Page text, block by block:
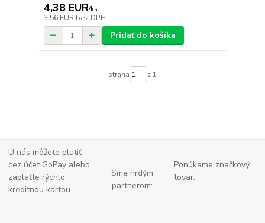
4,38 EUR/ks
3,56 EUR bez DPH
Pridať do košíka
strana z 1
U nás môžete platiť
cez účet GoPay alebo
zaplaťte rýchlo
kreditnou kartou.
Sme hrdým
partnerom:
Ponúkame značkový
tovar: